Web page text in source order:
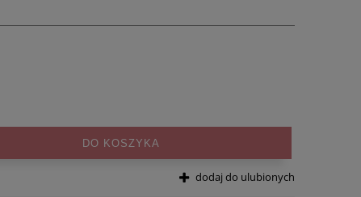
DO KOSZYKA
dodaj do ulubionych